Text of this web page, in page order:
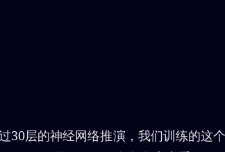
30层的神经网络推演，我们训练的这